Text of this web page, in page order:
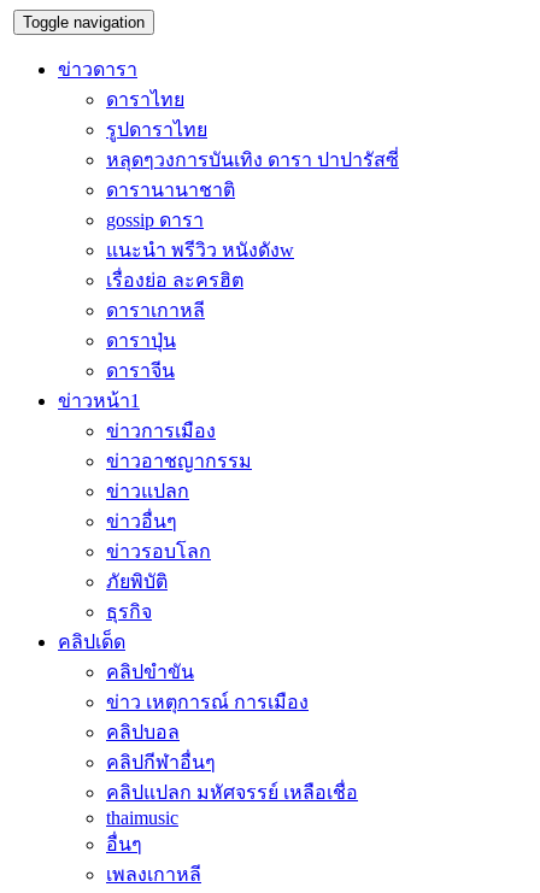
Toggle navigation
ข่าวดารา
ดาราไทย
รูปดาราไทย
หลุดๆวงการบันเทิง ดารา ปาปารัสซี่
ดารานานาชาติ
gossip ดารา
แนะนำ พรีวิว หนังดังw
เรื่องย่อ ละครฮิต
ดาราเกาหลี
ดาราปุ่น
ดาราจีน
ข่าวหน้า1
ข่าวการเมือง
ข่าวอาชญากรรม
ข่าวแปลก
ข่าวอื่นๆ
ข่าวรอบโลก
ภัยพิบัติ
ธุรกิจ
คลิปเด็ด
คลิปขำขัน
ข่าว เหตุการณ์ การเมือง
คลิปบอล
คลิปกีฬาอื่นๆ
คลิปแปลก มหัศจรรย์ เหลือเชื่อ
thaimusic
อื่นๆ
เพลงเกาหลี